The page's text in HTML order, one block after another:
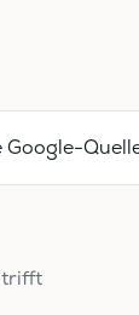
Google-
trifft